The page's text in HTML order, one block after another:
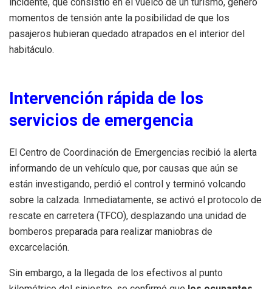
momentos de tensión ante la posibilidad de que los
pasajeros hubieran quedado atrapados en el interior del
habitáculo.
Intervención rápida de los
servicios de emergencia
El Centro de Coordinación de Emergencias recibió la alerta
informando de un vehículo que, por causas que aún se
están investigando, perdió el control y terminó volcando
sobre la calzada. Inmediatamente, se activó el protocolo de
rescate en carretera (TFCO), desplazando una unidad de
bomberos preparada para realizar maniobras de
excarcelación.
Sin embargo, a la llegada de los efectivos al punto